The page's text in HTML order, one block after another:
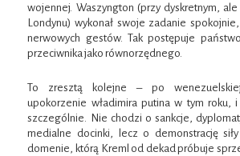
wojennej. Waszyngton (przy dyskretnym,
Londynu) wykonał swoje zadanie
nerwowych gestów. Tak postępuje
przeciwnika jako równorzędnego.
To zresztą kolejne – po
upokorzenie władimira putina w tym roku,
szczególnie. Nie chodzi o sankcje,
medialne docinki, lecz o demonstrację
domenie, którą Kreml od dekad próbuje